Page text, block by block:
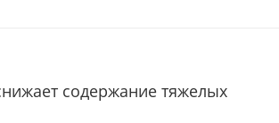
содержание тяжелых